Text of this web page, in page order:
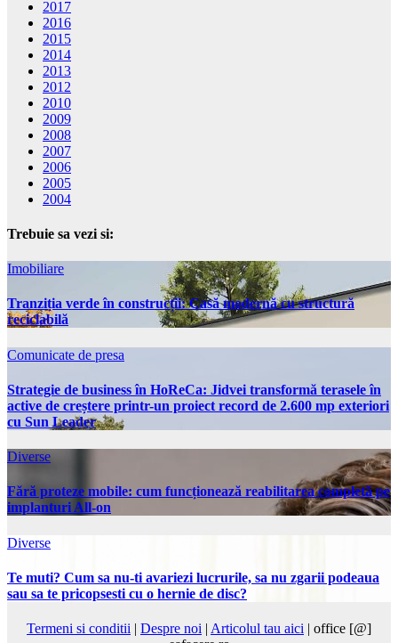
2017
2016
2015
2014
2013
2012
2010
2009
2008
2007
2006
2005
2004
Trebuie sa vezi si:
Imobiliare
Tranziția verde în construcții: Casă modernă cu structură
reciclabilă
Comunicate de presa
Strategie de business în HoReCa: Jidvei transformă terasele în
active de creștere printr-un proiect record de 2.600 mp exteriori
cu Sun Leader
Diverse
Fără proteze mobile: cum funcționează reabilitarea completă pe
implanturi All-on
Diverse
Te muti? Cum sa nu-ti avariezi lucrurile, sa nu zgarii podeaua
sau sa te pricopsesti cu o hernie de disc?
Termeni si conditii | Despre noi | Articolul tau aici | office [@]